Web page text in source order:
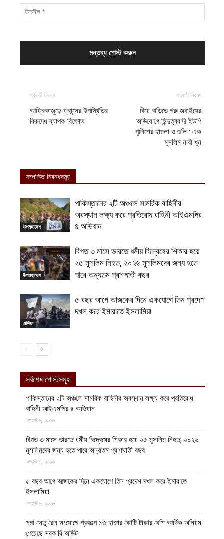
পূর্ববর্তী নিবন্ধ
আফ্রিকাজুড়ে ফ্রান্সের উপস্থিতির
বিরুদ্ধে ব্যাপক বিক্ষোভ
পরবর্তী নিবন্ধ
বিয়ে বাড়িতে গরু জবাইয়ের
অভিযোগে হিন্দুত্ববাদী ইউপি
পুলিশের হামলা ও গুলি : এক
মুসলিম নারী খুন
সম্পর্কিত নিবন্ধসমূহ
উপমহাদেশ
পাকিস্তানের ২টি অঞ্চলে সামরিক বাহিনীর
অবস্থান লক্ষ্য করে প্রতিরোধ বাহিনী আইএমপির
৪ অভিযান
উপমহাদেশ
বিগত ৩ মাসে ভারতে ধর্মীয় বিদ্বেষের শিকার হয়ে
২৫ মুসলিম নিহত, ২০২৬ মুসলিমদের জন্য হতে
পারে অন্যতম প্রাণঘাতী বছর
এশিয়া
৫ বছর আগে আজকের দিনে একযোগে তিন প্রদেশ
দখল করে ইমারাতে ইসলামিয়া
সর্বশেষ পোস্টসমূহ
পাকিস্তানের ২টি অঞ্চলে সামরিক বাহিনীর অবস্থান লক্ষ্য করে প্রতিরোধ
বাহিনী আইএমপির ৪ অভিযান
আগস্ট ৮, ২০২৬
বিগত ৩ মাসে ভারতে ধর্মীয় বিদ্বেষের শিকার হয়ে ২৫ মুসলিম নিহত, ২০২৬
মুসলিমদের জন্য হতে পারে অন্যতম প্রাণঘাতী বছর
আগস্ট ৮, ২০২৬
৫ বছর আগে আজকের দিনে একযোগে তিন প্রদেশ দখল করে ইমারাতে
ইসলামিয়া
আগস্ট ৮, ২০২৬
পদ্মা সেতু রেল সংযোগে প্রকল্পে ১৩ হাজার কোটি টাকার বেশি আর্থিক অনিয়ম
পেয়েছে সরকারি অডিট